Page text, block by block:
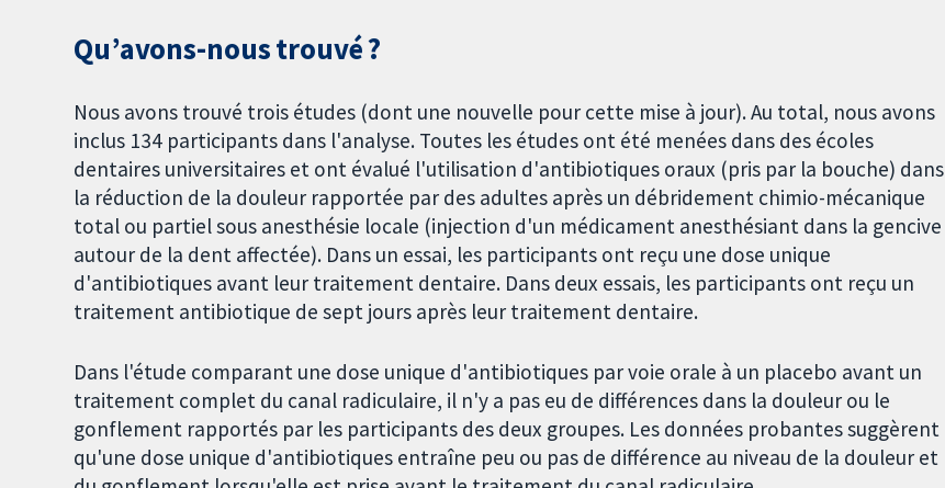
Qu’avons-nous trouvé ?
Nous avons trouvé trois études (dont une nouvelle pour cette mise à jour). Au total, nous avons
inclus 134 participants dans l'analyse. Toutes les études ont été menées dans des écoles
dentaires universitaires et ont évalué l'utilisation d'antibiotiques oraux (pris par la bouche) dans
la réduction de la douleur rapportée par des adultes après un débridement chimio-mécanique
total ou partiel sous anesthésie locale (injection d'un médicament anesthésiant dans la gencive
autour de la dent affectée). Dans un essai, les participants ont reçu une dose unique
d'antibiotiques avant leur traitement dentaire. Dans deux essais, les participants ont reçu un
traitement antibiotique de sept jours après leur traitement dentaire.
Dans l'étude comparant une dose unique d'antibiotiques par voie orale à un placebo avant un
traitement complet du canal radiculaire, il n'y a pas eu de différences dans la douleur ou le
gonflement rapportés par les participants des deux groupes. Les données probantes suggèrent
qu'une dose unique d'antibiotiques entraîne peu ou pas de différence au niveau de la douleur et